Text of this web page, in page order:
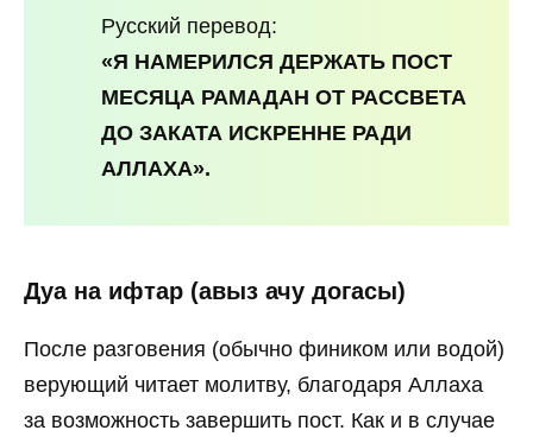
Русский перевод:
«Я НАМЕРИЛСЯ ДЕРЖАТЬ ПОСТ
МЕСЯЦА РАМАДАН ОТ РАССВЕТА
ДО ЗАКАТА ИСКРЕННЕ РАДИ
АЛЛАХА».
Дуа на ифтар (авыз ачу догасы)
После разговения (обычно фиником или водой)
верующий читает молитву, благодаря Аллаха
за возможность завершить пост. Как и в случае